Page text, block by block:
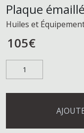
Plaque
Huiles et
105€